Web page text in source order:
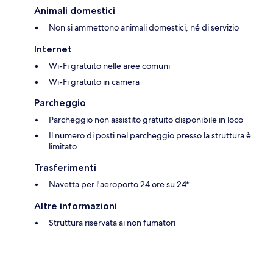
Animali domestici
Non si ammettono animali domestici, né di servizio
Internet
Wi-Fi gratuito nelle aree comuni
Wi-Fi gratuito in camera
Parcheggio
Parcheggio non assistito gratuito disponibile in loco
Il numero di posti nel parcheggio presso la struttura è
limitato
Trasferimenti
Navetta per l'aeroporto 24 ore su 24*
Altre informazioni
Struttura riservata ai non fumatori